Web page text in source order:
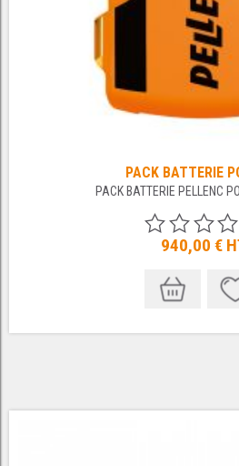
PACK BATTERIE
PACK BATTERIE PELLENC
940,00 €